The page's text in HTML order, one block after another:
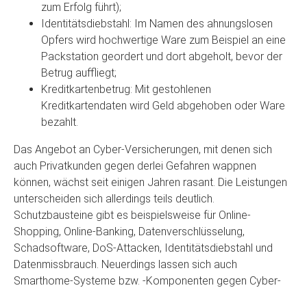
zum Erfolg führt);
Identitätsdiebstahl: Im Namen des ahnungslosen
Opfers wird hochwertige Ware zum Beispiel an eine
Packstation geordert und dort abgeholt, bevor der
Betrug auffliegt;
Kreditkartenbetrug: Mit gestohlenen
Kreditkartendaten wird Geld abgehoben oder Ware
bezahlt.
Das Angebot an Cyber-Versicherungen, mit denen sich
auch Privatkunden gegen derlei Gefahren wappnen
können, wächst seit einigen Jahren rasant. Die Leistungen
unterscheiden sich allerdings teils deutlich.
Schutzbausteine gibt es beispielsweise für Online-
Shopping, Online-Banking, Datenverschlüsselung,
Schadsoftware, DoS-Attacken, Identitätsdiebstahl und
Datenmissbrauch. Neuerdings lassen sich auch
Smarthome-Systeme bzw. -Komponenten gegen Cyber-